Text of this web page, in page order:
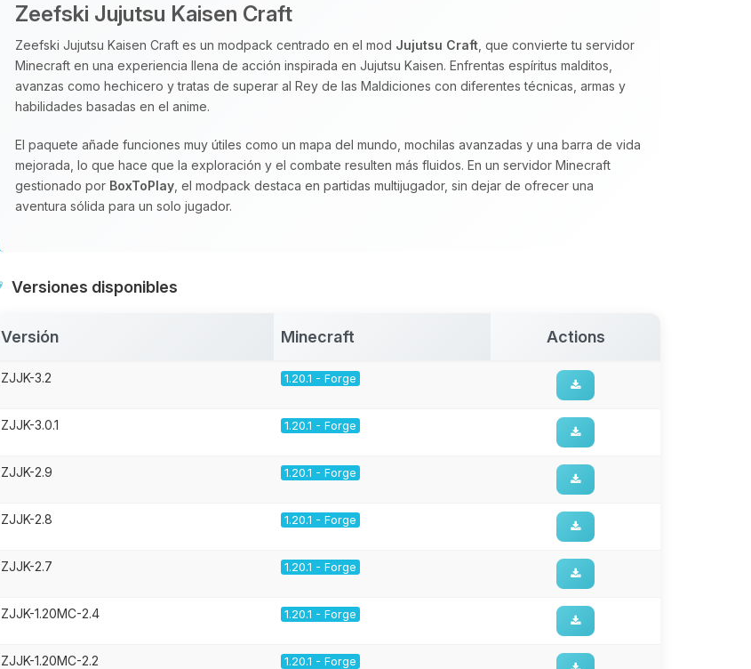
Zeefski Jujutsu Kaisen Craft
Zeefski Jujutsu Kaisen Craft es un modpack centrado en el mod Jujutsu Craft , que convierte tu servidor
Minecraft en una experiencia llena de acción inspirada en Jujutsu Kaisen. Enfrentas espíritus malditos,
avanzas como hechicero y tratas de superar al Rey de las Maldiciones con diferentes técnicas, armas y
habilidades basadas en el anime.
El paquete añade funciones muy útiles como un mapa del mundo, mochilas avanzadas y una barra de vida
mejorada, lo que hace que la exploración y el combate resulten más fluidos. En un servidor Minecraft
gestionado por BoxToPlay , el modpack destaca en partidas multijugador, sin dejar de ofrecer una
aventura sólida para un solo jugador.
Versiones disponibles
Versión Minecraft Actions
ZJJK-3.2 1.20.1 - Forge
ZJJK-3.0.1 1.20.1 - Forge
ZJJK-2.9 1.20.1 - Forge
ZJJK-2.8 1.20.1 - Forge
ZJJK-2.7 1.20.1 - Forge
ZJJK-1.20MC-2.4 1.20.1 - Forge
ZJJK-1.20MC-2.2 1.20.1 - Forge